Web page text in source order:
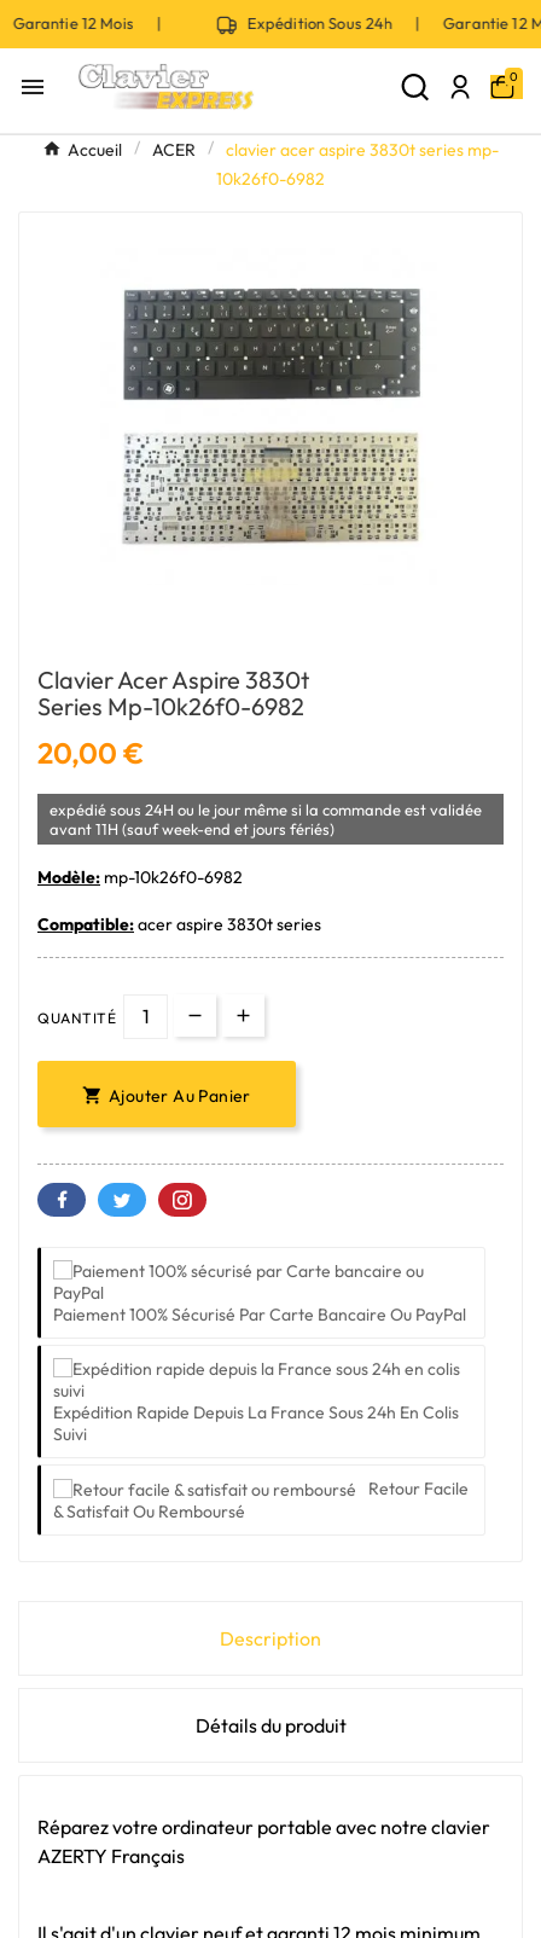
12 Mois | Expédition Sous 24h | Garantie
 0
Accueil ACER
clavier acer aspire 3830t series mp-
10k26f0-6982
Clavier Acer Aspire 3830t
Series Mp-10k26f0-6982
20,00 €
expédié sous 24H ou le jour même si la commande est validée
avant 11H (sauf week-end et jours fériés)
Modèle: mp-10k26f0-6982
Compatible:acer aspire 3830t series
QUANTITÉ
 Ajouter Au Panier
Paiement 100% Sécurisé Par Carte Bancaire Ou PayPal
Expédition Rapide Depuis La France Sous 24h En Colis
Suivi
Retour Facile
& Satisfait Ou Remboursé
Description
Détails du produit
Réparez votre ordinateur portable avec notre clavier
AZERTY Français
Il s'agit d'un clavier neuf et garanti 12 mois minimum